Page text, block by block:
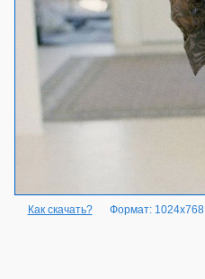
Как скачать? Формат: 1024x768